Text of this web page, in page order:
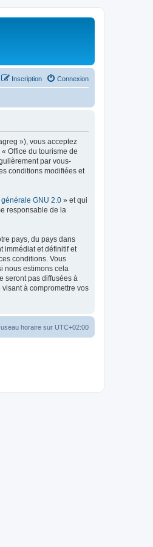
Connexion
Inscription
»), vous acceptez
Office du tourisme de
par vous-
conditions modifiées et
GNU 2.0 » et qui
responsable de la
pays, du pays dans
immédiat et définitif et
conditions. Vous
nous estimons cela
seront pas diffusées à
à compromettre vos
horaire sur UTC+02:00